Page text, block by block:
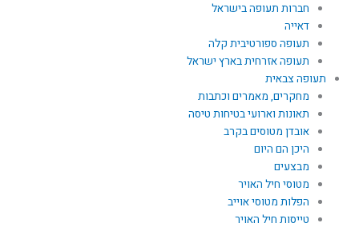
חברות תעופה בישראל
דאייה
תעופה ספורטיבית קלה
תעופה אזרחית בארץ ישראל
תעופה צבאית
מחקרים, מאמרים וכתבות
תאונות וארועי בטיחות טיסה
אובדן מטוסים בקרב
היכן הם היום
מבצעים
מטוסי חיל האויר
הפלות מטוסי אוייב
טייסות חיל האויר